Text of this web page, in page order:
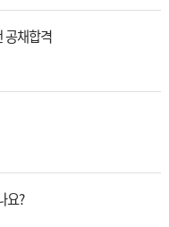
공채합격
요?